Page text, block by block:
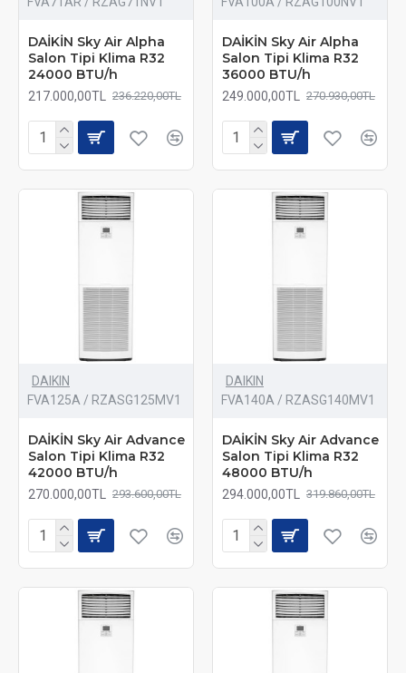
DAİKİN Sky Air Alpha
Salon Tipi Klima R32
24000 BTU/h
217.000,00TL 236.220,00TL
DAİKİN Sky Air Alpha
Salon Tipi Klima R32
36000 BTU/h
249.000,00TL 270.930,00TL
DAIKIN
FVA125A / RZASG125MV1
DAİKİN Sky Air Advance
Salon Tipi Klima R32
42000 BTU/h
270.000,00TL 293.600,00TL
DAIKIN
FVA140A / RZASG140MV1
DAİKİN Sky Air Advance
Salon Tipi Klima R32
48000 BTU/h
294.000,00TL 319.860,00TL